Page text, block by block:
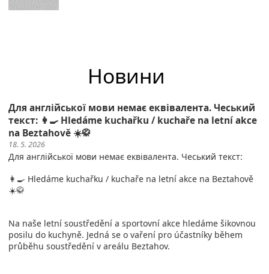
Новини
Для англійської мови немає еквівалента. Чеський
текст: 👩‍🍳 Hledáme kuchařku / kuchaře na letní akce
na Beztahově ☀️🥋
18. 5. 2026
Для англійської мови немає еквівалента. Чеський текст:
👩‍🍳 Hledáme kuchařku / kuchaře na letní akce na Beztahově
☀️🥋
Na naše letní soustředění a sportovní akce hledáme šikovnou
posilu do kuchyně. Jedná se o vaření pro účastníky během
průběhu soustředění v areálu Beztahov.